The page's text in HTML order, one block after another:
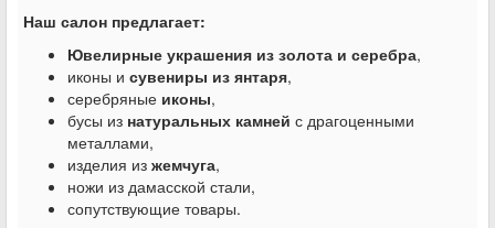
Наш салон предлагает:
Ювелирные украшения из золота и серебра,
иконы и сувениры из янтаря,
серебряные иконы,
бусы из натуральных камней с драгоценными
металлами,
изделия из жемчуга,
ножи из дамасской стали,
сопутствующие товары.